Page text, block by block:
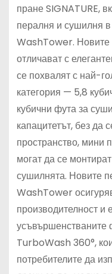
пране SIGNATURE,
пералня и сушилня
WashTower. Новите
отличават с
се похвалят с най-
категория — 5,8
кубични фута за
капацитетът, без да
пространство, мини
могат да се
сушилнята. Новите
WashTower
производителност и
усъвършенстваните
TurboWash 360°,
потребителите да